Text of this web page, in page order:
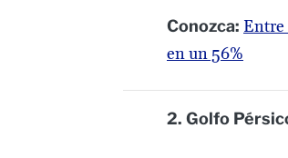
Conozca: Entre
en un 56%
2. Golfo